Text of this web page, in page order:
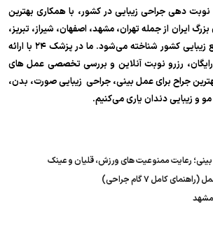
نوبت دهی جراحی زیبایی در کشور، با همکاری بهترین
ایران از جمله تهران، مشهد، اصفهان، شیراز، تبریز،
رشت و…، به عنوان مرجع زیبایی کشور شناخته می‌شود. ما در پزشک ۲۴ با ارائه
رزرو نوبت آنلاین و بررسی تخصصی عمل های
جراح برای عمل بینی، جراحی زیبایی صورت، بدن،
و زیبایی دندان یاری می‌کنیم.
رعایت ممنوعیت های ورزش، قلیان و عینک
کامل ۷ گام جراحی)
مشهد